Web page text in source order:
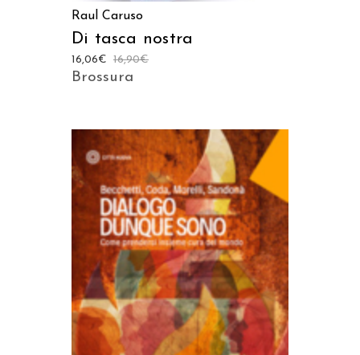
Raul Caruso
Di tasca nostra
16,90€
16,06€
Brossura
AGGIUNGI AL CARRELLO